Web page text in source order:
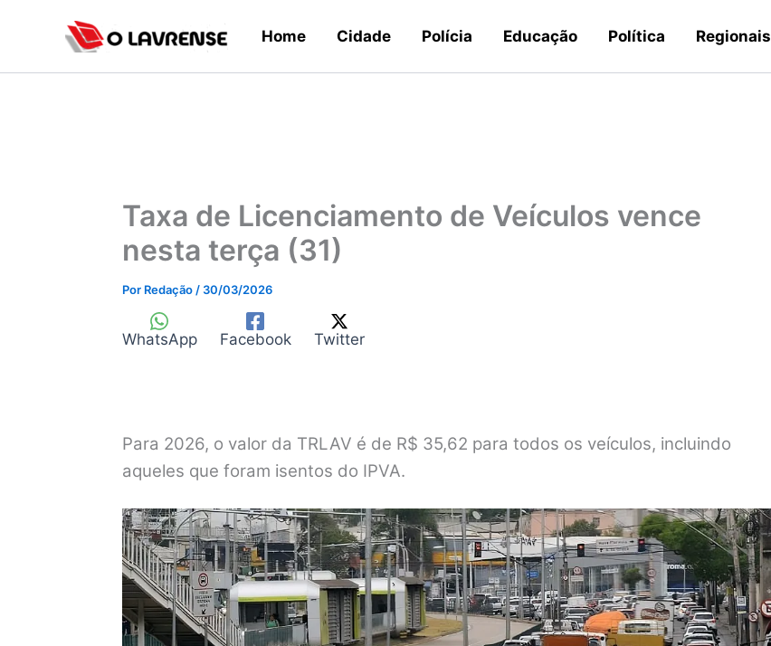
Home Cidade Polícia Educação Política Regionais
Taxa de Licenciamento de Veículos vence
nesta terça (31)
Por Redação / 30/03/2026
WhatsApp Facebook Twitter
Para 2026, o valor da TRLAV é de R$ 35,62 para todos os veículos, incluindo
aqueles que foram isentos do IPVA.